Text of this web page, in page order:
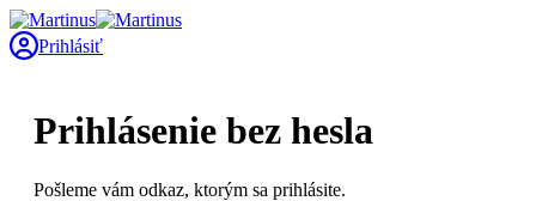
Prihlásiť
Prihlásenie bez hesla
Pošleme vám odkaz, ktorým sa prihlásite.